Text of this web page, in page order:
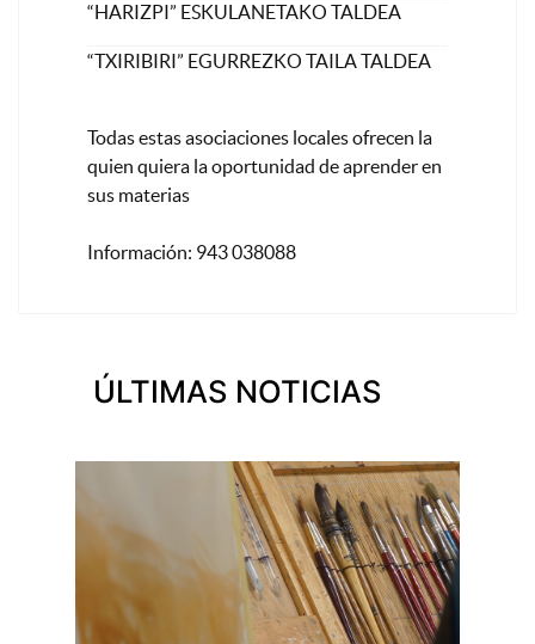
“HARIZPI” ESKULANETAKO TALDEA
“TXIRIBIRI” EGURREZKO TAILA TALDEA
Todas estas asociaciones locales ofrecen la
quien quiera la oportunidad de aprender en
sus materias
Información: 943 038088
ÚLTIMAS NOTICIAS